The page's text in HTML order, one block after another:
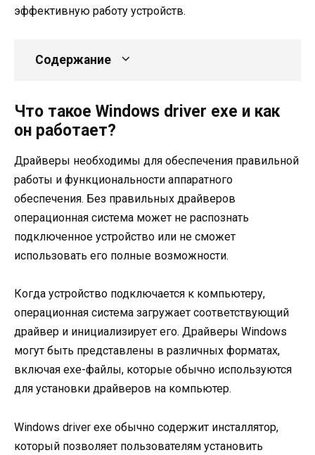
эффективную работу устройств.
Содержание
Что такое Windows driver exe и как
он работает?
Драйверы необходимы для обеспечения правильной
работы и функциональности аппаратного
обеспечения. Без правильных драйверов
операционная система может не распознать
подключенное устройство или не сможет
использовать его полные возможности.
Когда устройство подключается к компьютеру,
операционная система загружает соответствующий
драйвер и инициализирует его. Драйверы Windows
могут быть представлены в различных форматах,
включая exe-файлы, которые обычно используются
для установки драйверов на компьютер.
Windows driver exe обычно содержит инсталлятор,
который позволяет пользователям установить